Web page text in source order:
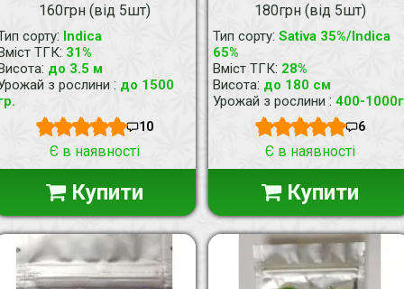
160грн (від 5шт)
сорту: Indica
ТГК: 31%
: до 3.5 м
з рослини : до 1500
10
Є в наявності
Купити
180грн (від 5шт)
Тип сорту: Sativa 35%/Indica
65%
Вміст ТГК: 28%
Висота: до 180 см
Урожай з рослини : 400-1000г
6
Є в наявності
Купити